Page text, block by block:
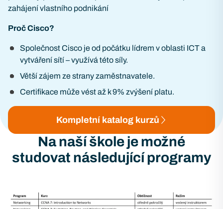
zahájení vlastního podnikání
Proč Cisco?
Společnost Cisco je od počátku lídrem v oblasti ICT a
vytváření sítí – využívá této síly.
Větší zájem ze strany zaměstnavatele.
Certifikace může vést až k 9% zvýšení platu.
Kompletní katalog kurzů
Na naší škole je možné
studovat následující programy